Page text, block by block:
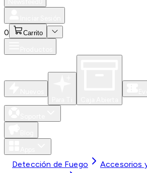
0 Carrito
Detección de Fuego
Accesorios